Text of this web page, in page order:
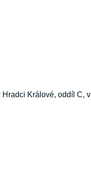
Králové, oddíl C,